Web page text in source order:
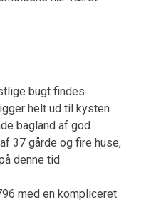
bugt findes
helt ud til kysten
bagland af god
37 gårde og fire huse,
denne tid.
med en kompliceret